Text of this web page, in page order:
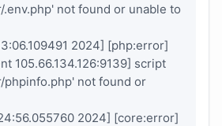
not found or unable to
2024] [php:error]
105.66.134.126:9139] script
not found or
2024] [core:error]